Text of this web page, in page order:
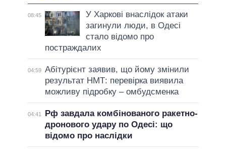
08:45
У Харкові внаслідок атаки
загинули люди, в Одесі
стало відомо про
постраждалих
04:59 Абітурієнт заявив, що йому змінили
результат НМТ: перевірка виявила
можливу підробку – омбудсменка
04:41
Рф завдала комбінованого ракетно-
дронового удару по Одесі: що
відомо про наслідки